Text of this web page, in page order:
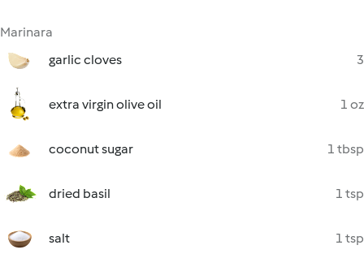
Marinara
garlic cloves
3
extra virgin olive oil 1 oz
coconut sugar 1 tbsp
dried basil 1 tsp
salt 1 tsp